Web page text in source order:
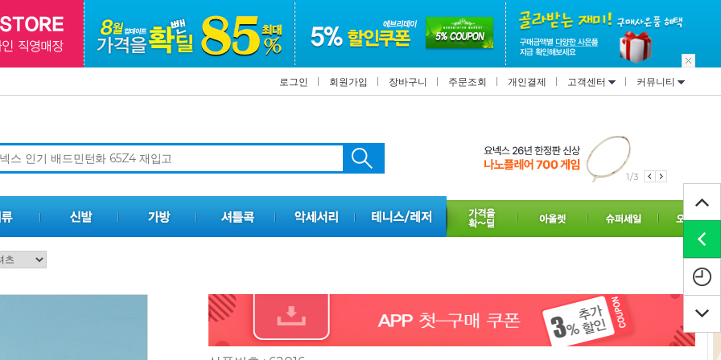
로그인 회원가입 장바구니 주문조회 개인결제 고객센터 커뮤니티
1/3